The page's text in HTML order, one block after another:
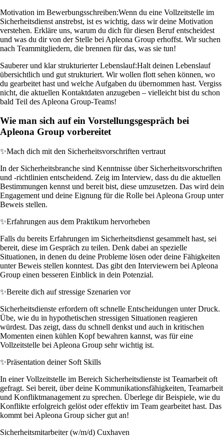
Motivation im Bewerbungsschreiben:Wenn du eine Vollzeitstelle im
Sicherheitsdienst anstrebst, ist es wichtig, dass wir deine Motivation
verstehen. Erkläre uns, warum du dich für diesen Beruf entscheidest
und was du dir von der Stelle bei Apleona Group erhoffst. Wir suchen
nach Teammitgliedern, die brennen für das, was sie tun!
Sauberer und klar strukturierter Lebenslauf:Halt deinen Lebenslauf
übersichtlich und gut strukturiert. Wir wollen flott sehen können, wo
du gearbeitet hast und welche Aufgaben du übernommen hast. Vergiss
nicht, die aktuellen Kontaktdaten anzugeben – vielleicht bist du schon
bald Teil des Apleona Group-Teams!
Wie man sich auf ein Vorstellungsgespräch bei
Apleona Group vorbereitet
✨Mach dich mit den Sicherheitsvorschriften vertraut
In der Sicherheitsbranche sind Kenntnisse über Sicherheitsvorschriften
und -richtlinien entscheidend. Zeig im Interview, dass du die aktuellen
Bestimmungen kennst und bereit bist, diese umzusetzen. Das wird dein
Engagement und deine Eignung für die Rolle bei Apleona Group unter
Beweis stellen.
✨Erfahrungen aus dem Praktikum hervorheben
Falls du bereits Erfahrungen im Sicherheitsdienst gesammelt hast, sei
bereit, diese im Gespräch zu teilen. Denk dabei an spezielle
Situationen, in denen du deine Probleme lösen oder deine Fähigkeiten
unter Beweis stellen konntest. Das gibt den Interviewern bei Apleona
Group einen besseren Einblick in dein Potenzial.
✨Bereite dich auf stressige Szenarien vor
Sicherheitsdienste erfordern oft schnelle Entscheidungen unter Druck.
Übe, wie du in hypothetischen stressigen Situationen reagieren
würdest. Das zeigt, dass du schnell denkst und auch in kritischen
Momenten einen kühlen Kopf bewahren kannst, was für eine
Vollzeitstelle bei Apleona Group sehr wichtig ist.
✨Präsentation deiner Soft Skills
In einer Vollzeitstelle im Bereich Sicherheitsdienste ist Teamarbeit oft
gefragt. Sei bereit, über deine Kommunikationsfähigkeiten, Teamarbeit
und Konfliktmanagement zu sprechen. Überlege dir Beispiele, wie du
Konflikte erfolgreich gelöst oder effektiv im Team gearbeitet hast. Das
kommt bei Apleona Group sicher gut an!
Sicherheitsmitarbeiter (w/m/d) Cuxhaven